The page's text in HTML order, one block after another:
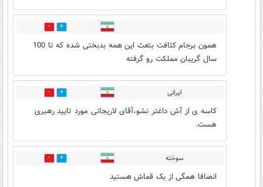
35
همون برجام کثافت بتعث این همه بدبختی شده که تا 100
سال گریبان مملکت رو گرفته
ایرانی 0
کاسه ی از آش داغتر نشو،آقای لاریجانی مورد تایید رهبری
هست.
سوخته 8
انصافا همگی از یک قماش هستید